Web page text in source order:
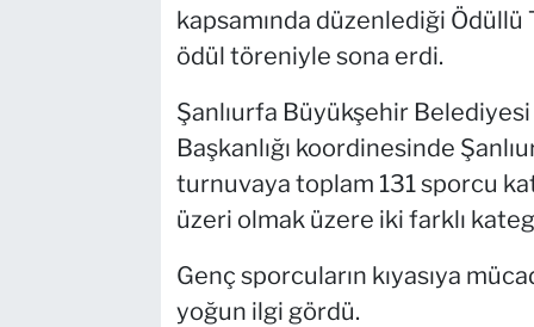
kapsamında düzenlediği Ödüllü
ödül töreniyle sona erdi.
Şanlıurfa Büyükşehir
Başkanlığı koordinesinde
turnuvaya toplam 131 sporcu
üzeri olmak üzere iki farklı
Genç sporcuların kıyasıya
yoğun ilgi gördü.